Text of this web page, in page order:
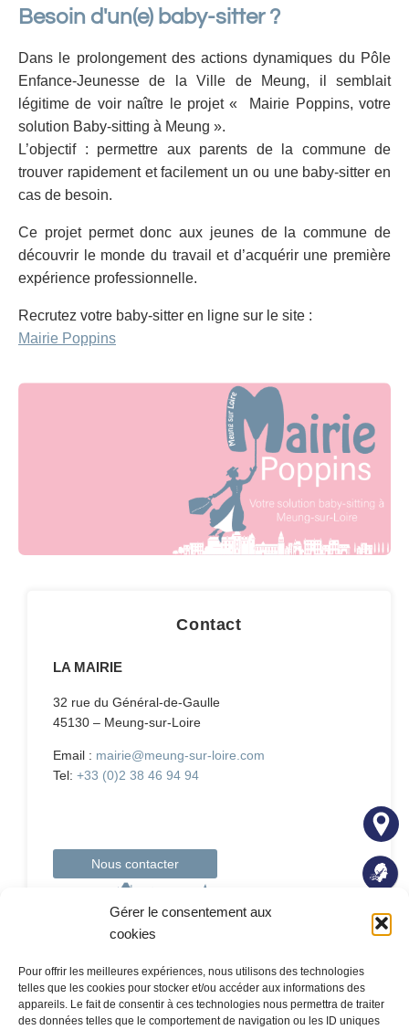
Gérer le consentement aux
cookies
Pour offrir les meilleures expériences, nous utilisons des technologies
telles que les cookies pour stocker et/ou accéder aux informations des
appareils. Le fait de consentir à ces technologies nous permettra de traiter
des données telles que le comportement de navigation ou les ID uniques
Contact
LA MAIRIE
32 rue du Général-de-Gaulle
45130 – Meung-sur-Loire
Email : mairie@meung-sur-loire.com
Tel: +33 (0)2 38 46 94 94
Nous contacter
Besoin d'un(e) baby-sitter ?
Dans le prolongement des actions dynamiques du Pôle
Enfance-Jeunesse de la Ville de Meung, il semblait
légitime de voir naître le projet « Mairie Poppins, votre
solution Baby-sitting à Meung ».
L’objectif : permettre aux parents de la commune de
trouver rapidement et facilement un ou une baby-sitter en
cas de besoin.
Ce projet permet donc aux jeunes de la commune de
découvrir le monde du travail et d’acquérir une première
expérience professionnelle.
Recrutez votre baby-sitter en ligne sur le site :
Mairie Poppins